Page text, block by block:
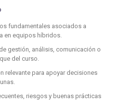
fundamentales asociados a
en equipos híbridos.
gestión, análisis, comunicación o
del curso.
relevante para apoyar decisiones
riesgos y buenas prácticas